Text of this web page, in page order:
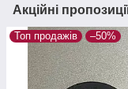
Акційні
Топ продажів –50%